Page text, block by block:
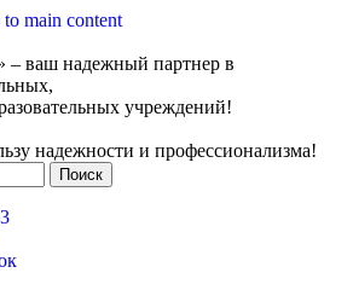
to main content
ваш надежный партнер в
учреждений!
надежности и профессионализма!
Поиск